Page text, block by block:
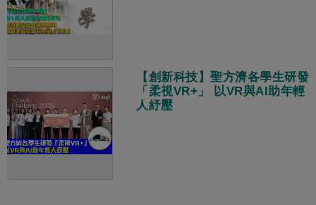
【創新科技】聖方濟各學生研發
「柔視VR+」 以VR與AI助年輕
人紓壓